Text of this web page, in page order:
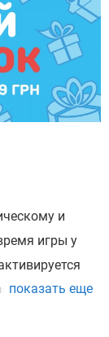
и
игры у
показать еще